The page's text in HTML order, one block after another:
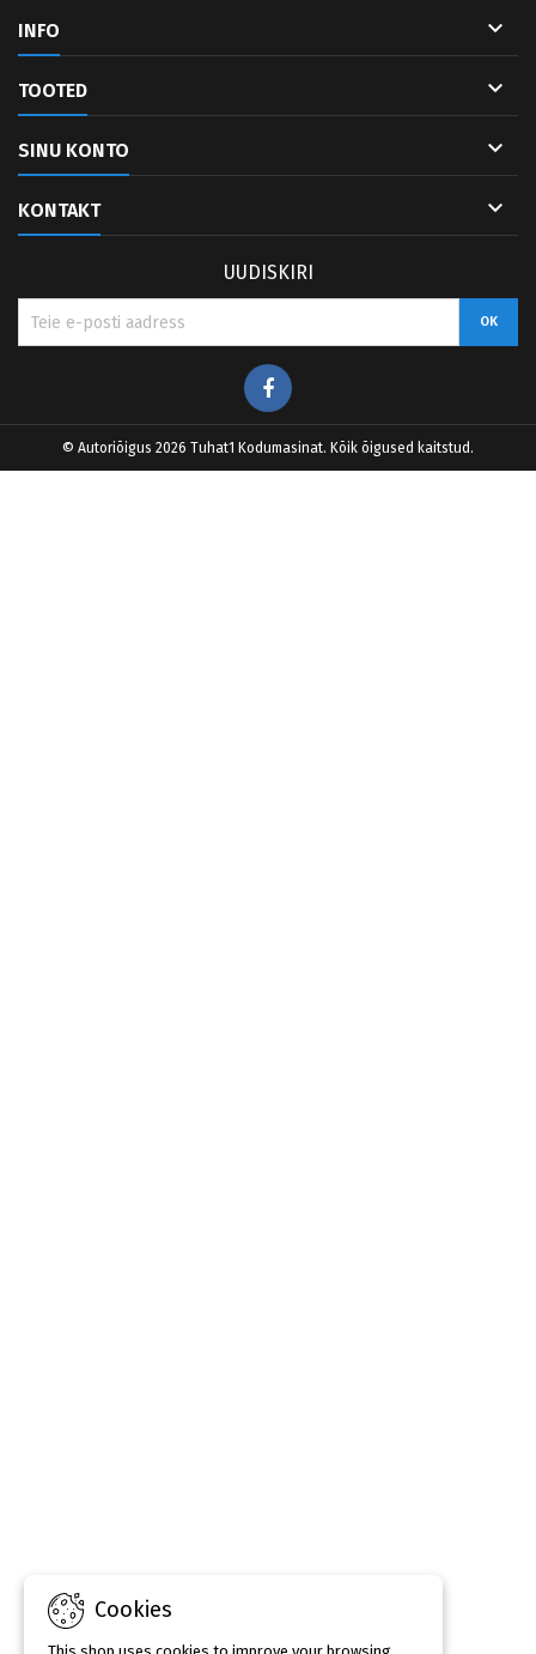
INFO 
TOOTED 
SINU KONTO 
KONTAKT 
Cookies
UUDISKIRI
Facebook
© Autoriõigus 2026 Tuhat1 Kodumasinat. Kõik õigused kaitstud.